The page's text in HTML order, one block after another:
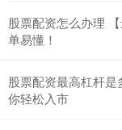
股票配资怎么办理
单易懂！
股票配资最高杠杆
你轻松入市